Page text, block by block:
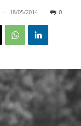
- 18/05/2014 0